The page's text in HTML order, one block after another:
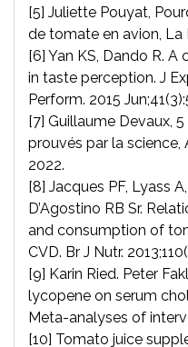
[5] Juliette Pouyat,
de tomate en avion, La
[6] Yan KS, Dando R.
in taste perception. J
Perform. 2015
[7] Guillaume Devaux,
prouvés par la science,
2022.
[8] Jacques PF, Lyass
D’Agostino RB Sr.
and consumption of
CVD. Br J Nutr.
[9] Karin Ried. Peter
lycopene on serum
Meta-analyses of
[10] Tomato juice